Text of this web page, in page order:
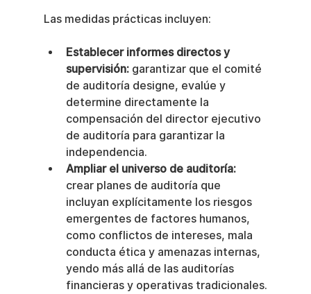
Las medidas prácticas incluyen:
Establecer informes directos y
supervisión: garantizar que el comité
de auditoría designe, evalúe y
determine directamente la
compensación del director ejecutivo
de auditoría para garantizar la
independencia.
Ampliar el universo de auditoría:
crear planes de auditoría que
incluyan explícitamente los riesgos
emergentes de factores humanos,
como conflictos de intereses, mala
conducta ética y amenazas internas,
yendo más allá de las auditorías
financieras y operativas tradicionales.